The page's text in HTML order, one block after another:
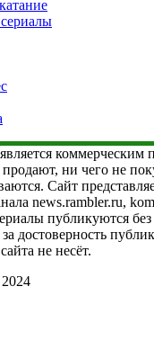
коммерческим
продают, ни чего не
Сайт
news.rambler.ru,
публикуются
за достоверность
не несёт.